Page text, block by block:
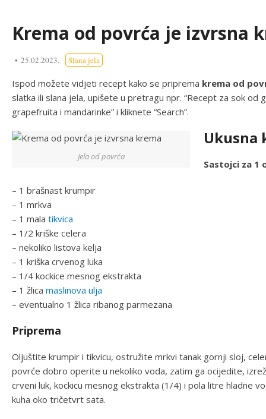
Krema od povrća je izvrsna
25.02.2023. Slana jela
Ispod možete vidjeti recept kako se priprema krema od
slatka ili slana jela, upišete u pretragu npr. “Recept za sok od
grapefruita i mandarinke” i kliknete “Search”.
Jela od povrća
Ukusna
Sastojci za 1
– 1 brašnast krumpir
– 1 mrkva
– 1 mala tikvica
– 1/2 kriške celera
– nekoliko listova kelja
– 1 kriška crvenog luka
– 1/4 kockice mesnog ekstrakta
– 1 žlica maslinova ulja
– eventualno 1 žlica ribanog parmezana
Priprema
Oljuštite krumpir i tikvicu, ostružite mrkvi tanak gornji sloj,
povrće dobro operite u nekoliko voda, zatim ga ocijedite,
crveni luk, kockicu mesnog ekstrakta (1/4) i pola litre hladne
kuha oko tričetvrt sata.